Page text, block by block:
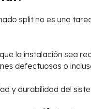
split no es una
la instalación sea
defectuosas o
y durabilidad del